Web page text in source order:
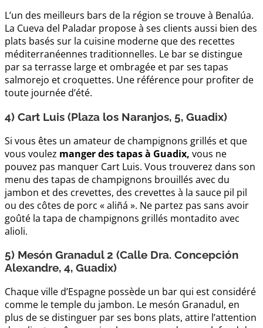
L’un des meilleurs bars de la région se trouve à Benalúa.
La Cueva del Paladar propose à ses clients aussi bien des
plats basés sur la cuisine moderne que des recettes
méditerranéennes traditionnelles. Le bar se distingue
par sa terrasse large et ombragée et par ses tapas
salmorejo et croquettes. Une référence pour profiter de
toute journée d’été.
4) Cart Luis (Plaza los Naranjos, 5, Guadix)
Si vous êtes un amateur de champignons grillés et que
vous voulez manger des tapas à Guadix, vous ne
pouvez pas manquer Cart Luis. Vous trouverez dans son
menu des tapas de champignons brouillés avec du
jambon et des crevettes, des crevettes à la sauce pil pil
ou des côtes de porc « aliñá ». Ne partez pas sans avoir
goûté la tapa de champignons grillés montadito avec
alioli.
5) Mesón Granadul 2 (Calle Dra. Concepción
Alexandre, 4, Guadix)
Chaque ville d’Espagne possède un bar qui est considéré
comme le temple du jambon. Le mesón Granadul, en
plus de se distinguer par ses bons plats, attire l’attention